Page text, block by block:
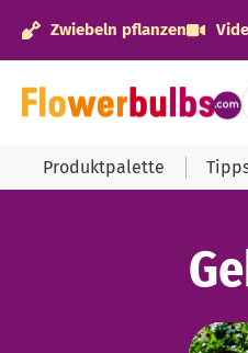
Zwiebeln pflanzen
Produktpalette